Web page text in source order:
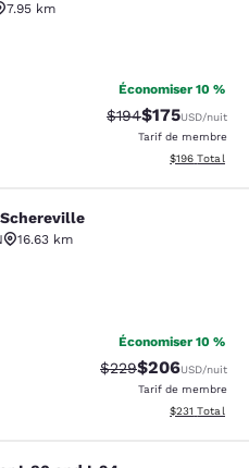
7.95 km
394 commentaires
Économiser 10 %
Tarif barré :
$194Tarif réduit :
$175USD/nuit
Tarif de membre
Afficher les
$196 Total
16.63 km
bon. 826 commentaires
Économiser 10 %
Tarif barré :
$229Tarif réduit :
$206USD/nuit
Tarif de membre
Afficher les
$231 Total